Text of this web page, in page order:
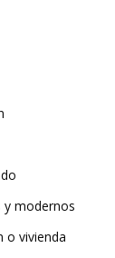
modernos
o vivienda